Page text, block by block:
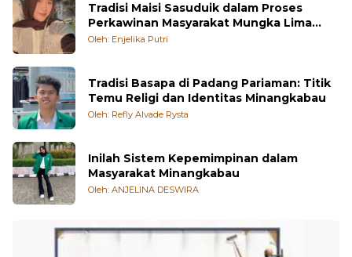
Tradisi Maisi Sasuduik dalam Proses
Perkawinan Masyarakat Mungka Lima
Puluh Kota
Oleh: Enjelika Putri
Tradisi Basapa di Padang Pariaman: Titik
Temu Religi dan Identitas Minangkabau
Oleh: Refly Alvade Rysta
Inilah Sistem Kepemimpinan dalam
Masyarakat Minangkabau
Oleh: ANJELINA DESWIRA